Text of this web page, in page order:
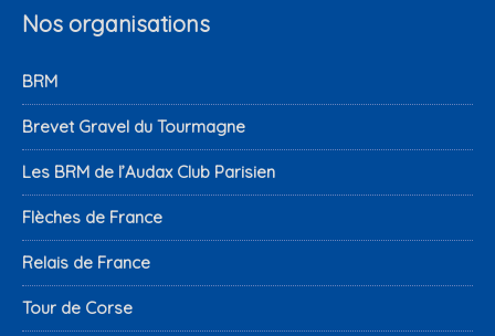
Nos organisations
BRM
Brevet Gravel du Tourmagne
Les BRM de l’Audax Club Parisien
Flèches de France
Relais de France
Tour de Corse